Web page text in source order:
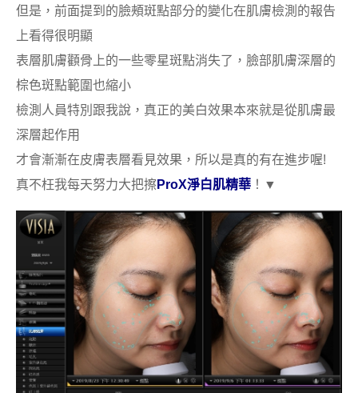
但是，前面提到的臉頰斑點部分的變化在肌膚檢測的報告
上看得很明顯
表層肌膚顴骨上的一些零星斑點消失了，臉部肌膚深層的
棕色斑點範圍也縮小
檢測人員特別跟我說，真正的美白效果本來就是從肌膚最
深層起作用
才會漸漸在皮膚表層看見效果，所以是真的有在進步喔!
真不枉我每天努力大把擦ProX淨白肌精華 ！▼